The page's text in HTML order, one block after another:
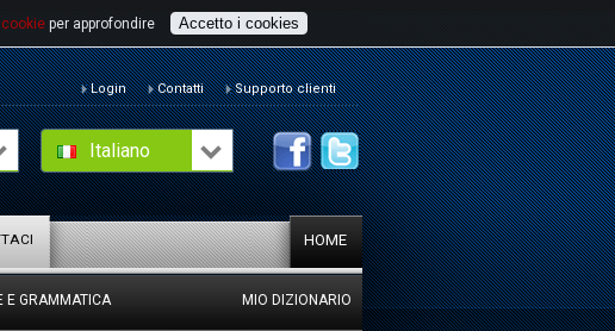
per approfondire Accetto i cookies
Italiano
Login Contatti Supporto clienti
HOME
E GRAMMATICA MIO DIZIONARIO